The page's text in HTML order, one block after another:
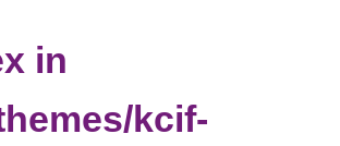
in
kcif-